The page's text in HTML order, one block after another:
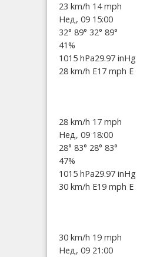
23 km/h 14 mph
Нед, 09 15:00
32° 89° 32° 89°
41%
1015 hPa29.97 inHg
28 km/h E17 mph E
28 km/h 17 mph
Нед, 09 18:00
28° 83° 28° 83°
47%
1015 hPa29.97 inHg
30 km/h E19 mph E
30 km/h 19 mph
Нед, 09 21:00